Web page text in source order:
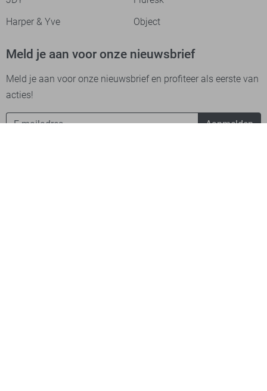
Harper & Yve
Object
Meld je aan voor onze nieuwsbrief
Meld je aan voor onze nieuwsbrief en profiteer als eerste van
acties!
Aanmelden